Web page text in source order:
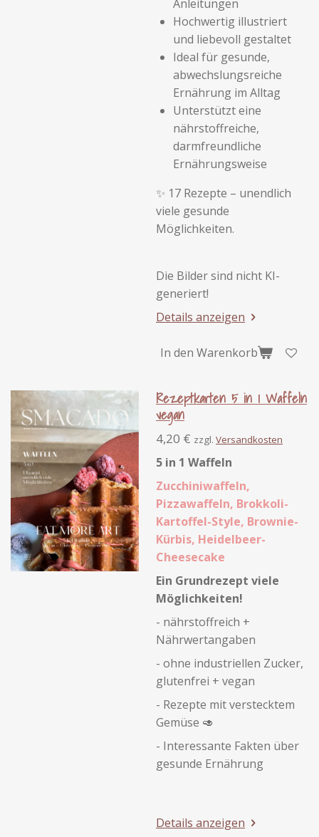
Anleitungen
Hochwertig illustriert
und liebevoll gestaltet
Ideal für gesunde,
abwechslungsreiche
Ernährung im Alltag
Unterstützt eine
nährstoffreiche,
darmfreundliche
Ernährungsweise
✨ 17 Rezepte – unendlich
viele gesunde
Möglichkeiten.
Die Bilder sind nicht KI-
generiert!
Details anzeigen
In den Warenkorb
Rezeptkarten 5 in 1 Waffeln
vegan
4,20 € zzgl. Versandkosten
5 in 1 Waffeln
Zucchiniwaffeln,
Pizzawaffeln, Brokkoli-
Kartoffel-Style, Brownie-
Kürbis, Heidelbeer-
Cheesecake
Ein Grundrezept viele
Möglichkeiten!
- nährstoffreich +
Nährwertangaben
- ohne industriellen Zucker,
glutenfrei + vegan
- Rezepte mit verstecktem
Gemüse 🥑
- Interessante Fakten über
gesunde Ernährung
Details anzeigen